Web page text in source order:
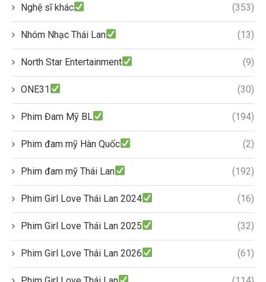
Nghệ sĩ khác (353)
Nhóm Nhạc Thái Lan (13)
North Star Entertainment (9)
ONE31 (30)
Phim Đam Mỹ BL (194)
Phim đam mỹ Hàn Quốc (2)
Phim đam mỹ Thái Lan (192)
Phim Girl Love Thái Lan 2024 (16)
Phim Girl Love Thái Lan 2025 (32)
Phim Girl Love Thái Lan 2026 (61)